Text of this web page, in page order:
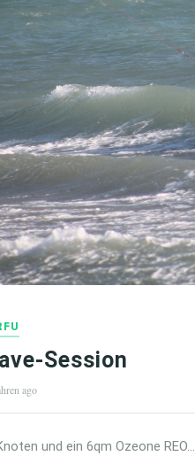
Session
ago
und ein 6qm Ozeone REO…